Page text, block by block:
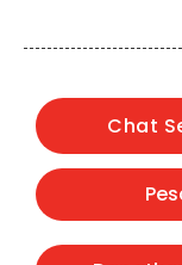
Chat